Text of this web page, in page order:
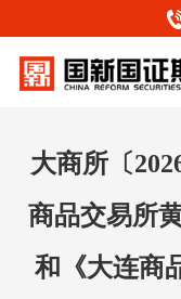
大商所〔
商品交易所
和《大连商